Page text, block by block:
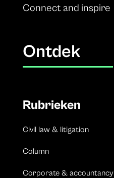
Connect and inspire
Ontdek
Rubrieken
Civil law & litigation
Column
Corporate & accountancy